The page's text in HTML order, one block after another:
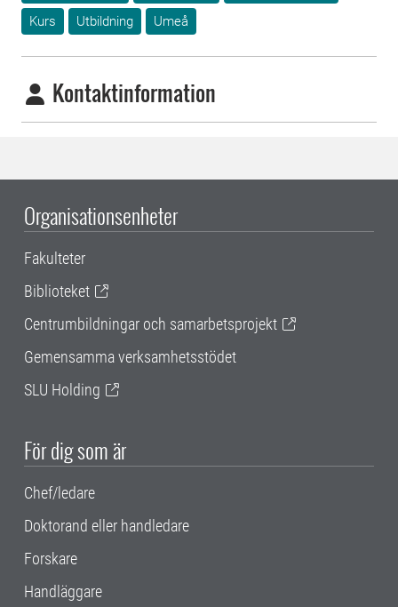
Kurs
Utbildning Umeå
Kontaktinformation
Organisationsenheter
Fakulteter
Biblioteket
Centrumbildningar och samarbetsprojekt
Gemensamma verksamhetsstödet
SLU Holding
För dig som är
Chef/ledare
Doktorand eller handledare
Forskare
Handläggare